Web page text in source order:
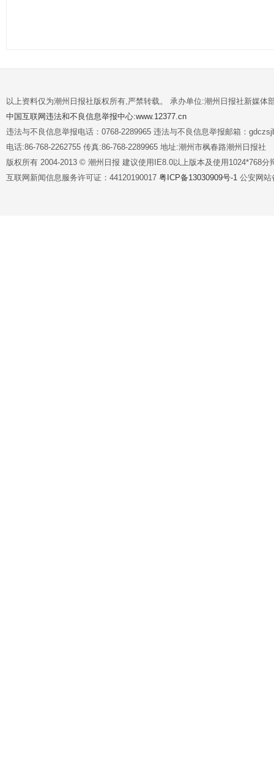
以上资料仅为潮州日报社版权所有,严禁转载。 承办单位:潮州日报社新媒体
中国互联网违法和不良信息举报中心:www.12377.cn
违法与不良信息举报电话：0768-2289965 违法与不良信息举报邮箱：
电话:86-768-2262755 传真:86-768-2289965 地址:潮州市枫春路潮州日报社
版权所有 2004-2013 © 潮州日报 建议使用IE8.0以上版本及使用1024*768分
互联网新闻信息服务许可证：44120190017 粤ICP备13030909号-1 公安网站